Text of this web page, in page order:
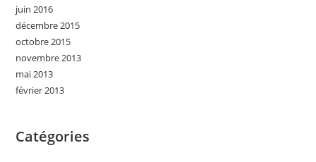
juin 2016
décembre 2015
octobre 2015
novembre 2013
mai 2013
février 2013
Catégories